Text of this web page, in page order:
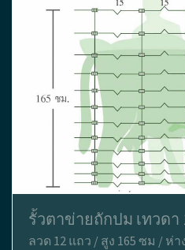
รั้วตาข่ายถักปม เทวดา
ลวด 12 แถว / สูง 165 ซม / ห่า